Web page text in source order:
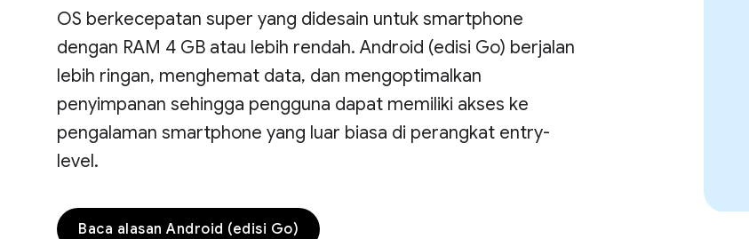
OS berkecepatan super yang didesain untuk smartphone
dengan RAM 4 GB atau lebih rendah. Android (edisi Go) berjalan
lebih ringan, menghemat data, dan mengoptimalkan
penyimpanan sehingga pengguna dapat memiliki akses ke
pengalaman smartphone yang luar biasa di perangkat entry-
level.
Baca alasan Android (edisi Go)